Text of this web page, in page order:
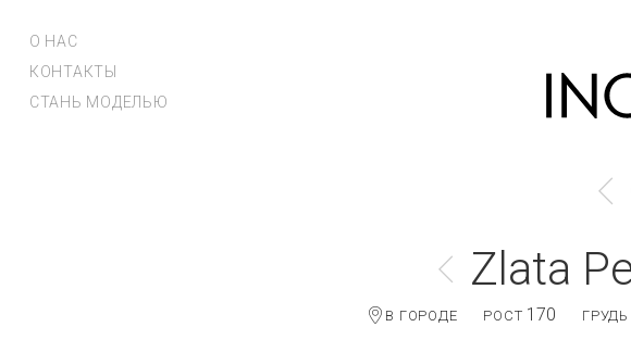
О НАС
КОНТАКТЫ
СТАНЬ МОДЕЛЬЮ
Zlata
В ГОРОДЕ РОСТ 170 ГРУДЬ